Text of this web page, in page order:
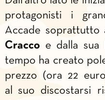
protagonisti i
Accade soprattutto
Cracco e dalla sua
tempo ha creato
prezzo (ora 22
al suo discostarsi